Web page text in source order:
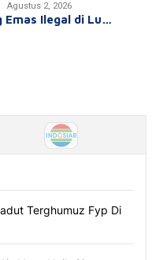
Agustus 2, 2026
Emas Ilegal di Lu…